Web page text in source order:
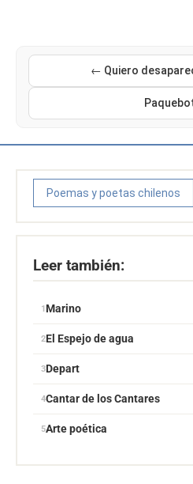
← Quiero
Poemas y poetas chilenos
Leer también:
Marino
El Espejo de agua
Depart
Cantar de los Cantares
Arte poética